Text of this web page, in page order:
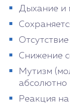
Дыхание и
Снижение
Мутизм
абсолютно
Реакция